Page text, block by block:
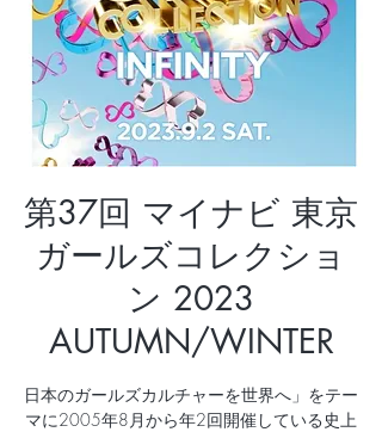
第37回 マイナビ 東京
ガールズコレクショ
ン 2023
AUTUMN/WINTER
⽇本のガールズカルチャーを世界へ」をテー
マに2005年8⽉から年2回開催している史上